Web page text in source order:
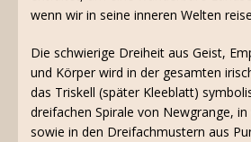
wenn wir in seine inneren Welten
Die schwierige Dreiheit aus Geist,
und Körper wird in der gesamten
das Triskell (später Kleeblatt)
dreifachen Spirale von Newgrange, in
sowie in den Dreifachmustern aus